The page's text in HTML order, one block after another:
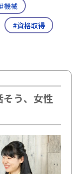
#機械
#資格取得
う、女性